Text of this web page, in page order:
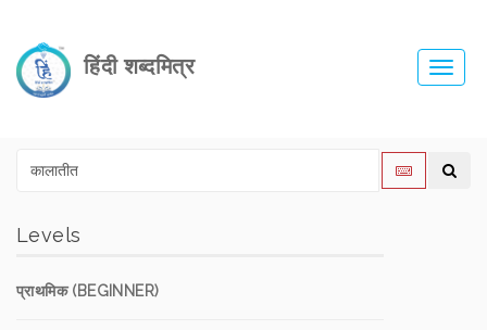
हिंदी शब्दमित्र
Levels
प्राथमिक (BEGINNER)